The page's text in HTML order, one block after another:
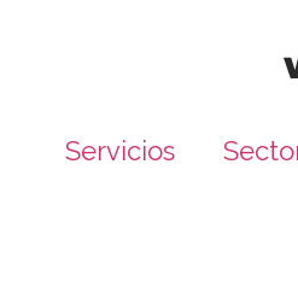
Servicios